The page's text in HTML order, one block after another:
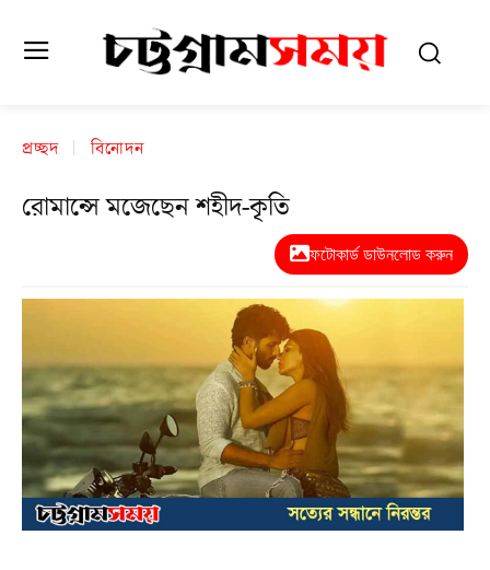
প্রচ্ছদ বিনোদন
রোমান্সে মজেছেন শহীদ-কৃতি
ফটোকার্ড ডাউনলোড করুন